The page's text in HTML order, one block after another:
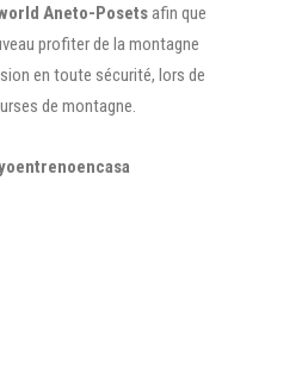
Aneto-Posetsafin que
profiter de la montagne
en toute sécurité, lors de
de montagne.